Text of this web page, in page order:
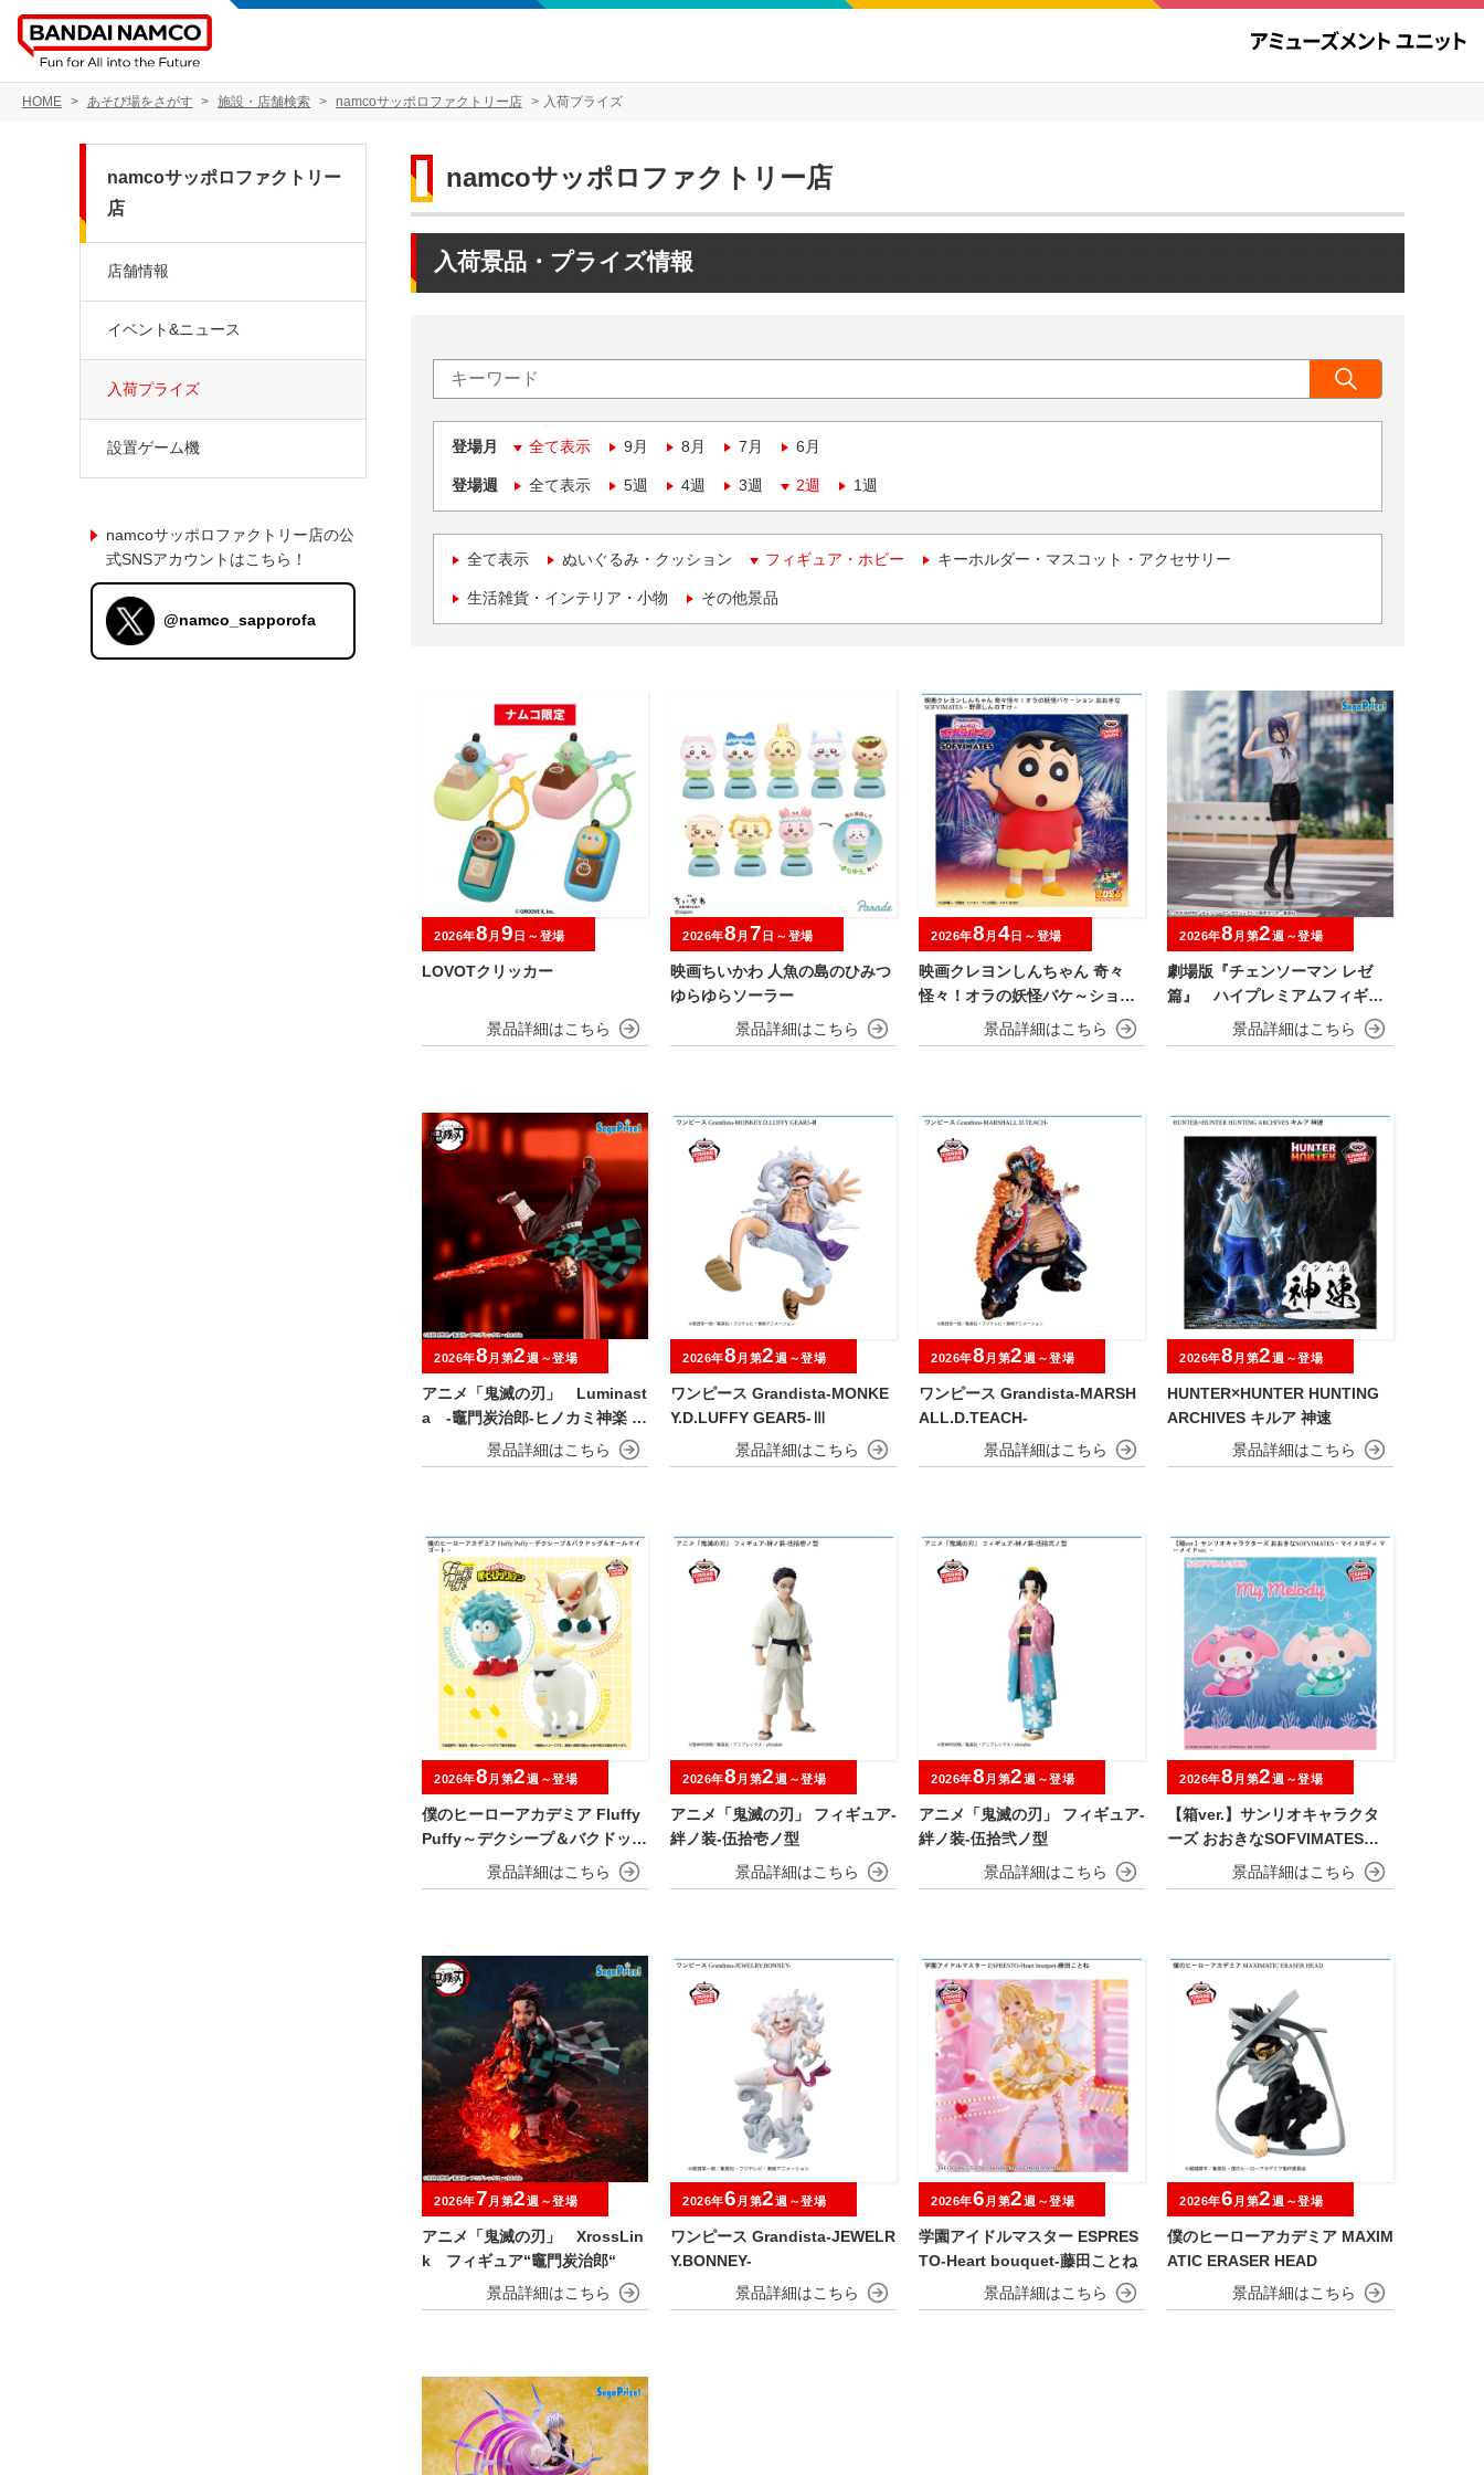
HOME あそび場をさがす 施設・店舗検索 namcoサッポロファクトリー店 入荷プライズ
namcoサッポロファクトリー店
入荷景品・プライズ情報
登場月 全て表示 9月 8月 7月 6月
登場週 全て表示 5週 4週 3週 2週 1週
全て表示 ぬいぐるみ・クッション フィギュア・ホビー キーホルダー・マスコット・アクセサリー
生活雑貨・インテリア・小物 その他景品
LOVOTクリッカー
2026年8 月 9 日～登場
映画ちいかわ 人魚の島のひみつ
ゆらゆらソーラー
2026年8 月 7 日～登場
映画クレヨンしんちゃん 奇々
怪々！オラの妖怪バケ～ション
おおきなSOFVIMATES～野原し
んのすけ～
2026年8 月 4日～登場
劇場版『チェンソーマン レゼ
篇』 ハイプレミアムフィギュ
2026年8 月第2週～登場
アニメ「鬼滅の刃」 Luminast
a ‐竈門炭治郎‐ヒノカミ神楽 斜
2026年8 月第2週～登場
ワンピース Grandista-MONKE
Y.D.LUFFY GEAR5-Ⅲ
2026年8 月第2週～登場
ワンピース Grandista-MARSH
ALL.D.TEACH-
2026年8 月第2週～登場
HUNTER×HUNTER HUNTING
ARCHIVES キルア 神速
2026年8 月第2週～登場
僕のヒーローアカデミア Fluffy
Puffy～デクシープ＆バクドッグ
＆オールマイゴート～
2026年8 月第2週～登場
アニメ「鬼滅の刃」 フィギュア-
絆ノ装-伍拾壱ノ型
2026年8 月第2週～登場
アニメ「鬼滅の刃」 フィギュア-
絆ノ装-伍拾弐ノ型
2026年8 月第2週～登場
【箱ver.】サンリオキャラクタ
ーズ おおきなSOFVIMATES～
マイメロディ マーメイドver. ～
2026年8 月第2週～登場
アニメ「鬼滅の刃」 XrossLin
k フィギュア“竈門炭治郎“
2026年7 月第2週～登場
ワンピース Grandista-JEWELR
Y.BONNEY-
2026年6 月第2週～登場
学園アイドルマスター ESPRES
TO-Heart bouquet-藤田ことね
2026年6 月第2週～登場
僕のヒーローアカデミア MAXIM
ATIC ERASER HEAD
2026年6 月第2週～登場
namcoサッポロファクトリー
店
店舗情報
イベント&ニュース
入荷プライズ
設置ゲーム機
namcoサッポロファクトリー店の公
式SNSアカウントはこちら！
@namco_sapporofa